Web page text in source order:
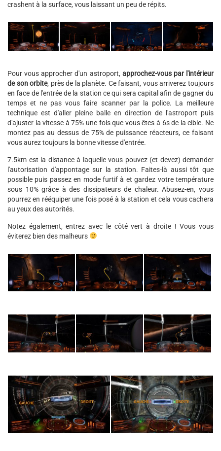
crashent à la surface, vous laissant un peu de répits.
Pour vous approcher d'un astroport, approchez-vous par l'intérieur
de son orbite, près de la planète. Ce faisant, vous arriverez toujours
en face de l'entrée de la station ce qui sera capital afin de gagner du
temps et ne pas vous faire scanner par la police. La meilleure
technique est d'aller pleine balle en direction de l'astroport puis
d'ajuster la vitesse à 75% une fois que vous êtes à 6s de la cible. Ne
montez pas au dessus de 75% de puissance réacteurs, ce faisant
vous aurez toujours la bonne vitesse d'entrée.
7.5km est la distance à laquelle vous pouvez (et devez) demander
l'autorisation d'appontage sur la station. Faites-là aussi tôt que
possible puis passez en mode furtif à et gardez votre température
sous 10% grâce à des dissipateurs de chaleur. Abusez-en, vous
pourrez en rééquiper une fois posé à la station et cela vous cachera
au yeux des autorités.
Notez également, entrez avec le côté vert à droite ! Vous vous
éviterez bien des malheurs